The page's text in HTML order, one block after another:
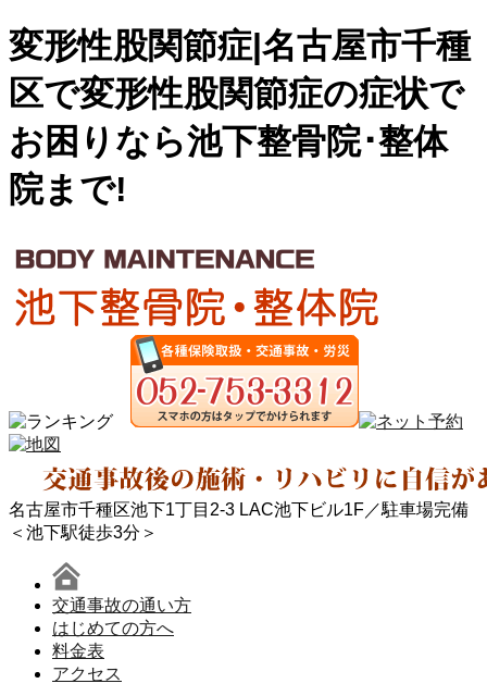
変形性股関節症|名古屋市千種
区で変形性股関節症の症状で
お困りなら池下整骨院･整体
院まで!
名古屋市千種区池下1丁目2-3 LAC池下ビル1F／駐車場完備
＜池下駅徒歩3分＞
交通事故の通い方
はじめての方へ
料金表
アクセス